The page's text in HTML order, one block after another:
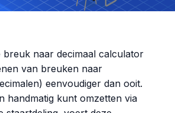
breuk naar decimaal calculator
van breuken naar
eenvoudiger dan ooit.
handmatig kunt omzetten via